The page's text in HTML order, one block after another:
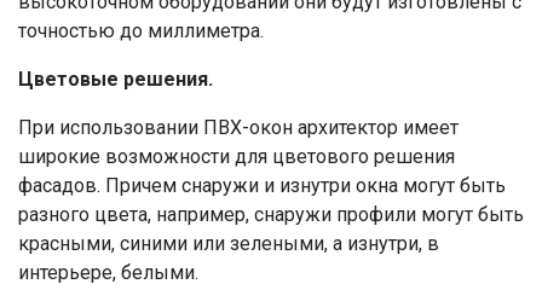
точностью до миллиметра.
Цветовые решения.
При использовании ПВХ-окон архитектор имеет
широкие возможности для цветового решения
фасадов. Причем снаружи и изнутри окна могут быть
разного цвета, например, снаружи профили могут быть
красными, синими или зелеными, а изнутри, в
интерьере, белыми.